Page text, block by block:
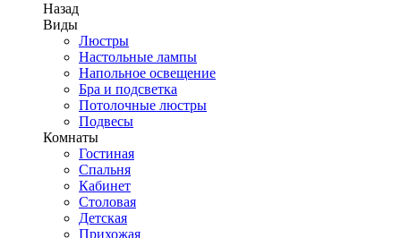
Назад
Виды
Люстры
Настольные лампы
Напольное освещение
Бра и подсветка
Потолочные люстры
Подвесы
Комнаты
Гостиная
Спальня
Кабинет
Столовая
Детская
Прихожая